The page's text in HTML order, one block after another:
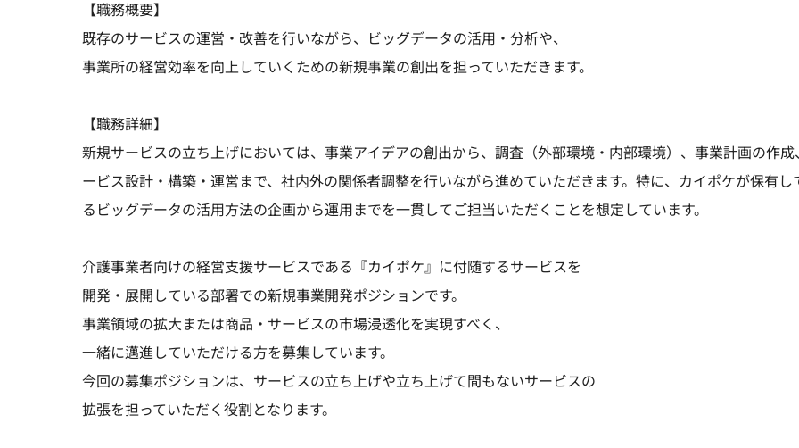
【職務概要】
既存のサービスの運営・改善を行いながら、ビッグデータの活用・分析や、
事業所の経営効率を向上していくための新規事業の創出を担っていただきます。
【職務詳細】
新規サービスの立ち上げにおいては、事業アイデアの創出から、調査（外部環境・内部環境）、事業計画の作成
ービス設計・構築・運営まで、社内外の関係者調整を行いながら進めていただきます。特に、カイポケが保有し
るビッグデータの活用方法の企画から運用までを一貫してご担当いただくことを想定しています。
介護事業者向けの経営支援サービスである『カイポケ』に付随するサービスを
開発・展開している部署での新規事業開発ポジションです。
事業領域の拡大または商品・サービスの市場浸透化を実現すべく、
一緒に邁進していただける方を募集しています。
今回の募集ポジションは、サービスの立ち上げや立ち上げて間もないサービスの
拡張を担っていただく役割となります。